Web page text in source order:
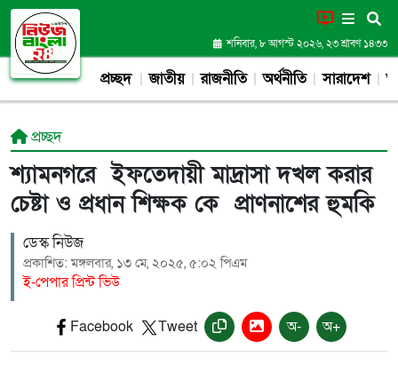
শনিবার, ৮ আগস্ট ২০২৬, ২৩ শ্রাবণ ১৪৩৩
প্রচ্ছদ জাতীয় রাজনীতি অর্থনীতি সারাদেশ
প্রচ্ছদ
শ্যামনগরে ইফতেদায়ী মাদ্রাসা দখল করার
চেষ্টা ও প্রধান শিক্ষক কে প্রাণনাশের হুমকি
ডেস্ক নিউজ
প্রকাশিত: মঙ্গলবার, ১৩ মে, ২০২৫, ৫:০২ পিএম
ই-পেপার প্রিন্ট ভিউ
Facebook Tweet অ- অ+